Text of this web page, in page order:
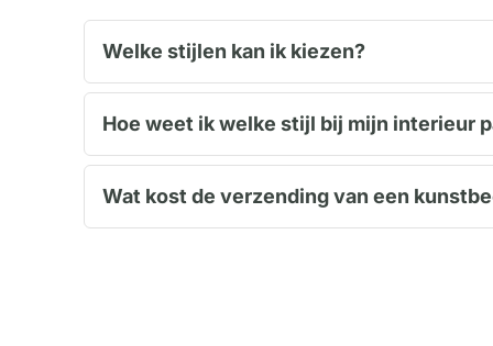
Welke stijlen kan ik kiezen?
Hoe weet ik welke stijl bij mijn interieur
Wat kost de verzending van een